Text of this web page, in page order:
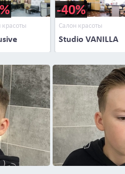
красоты
-40%
Салон красоты
Studio VANILLA